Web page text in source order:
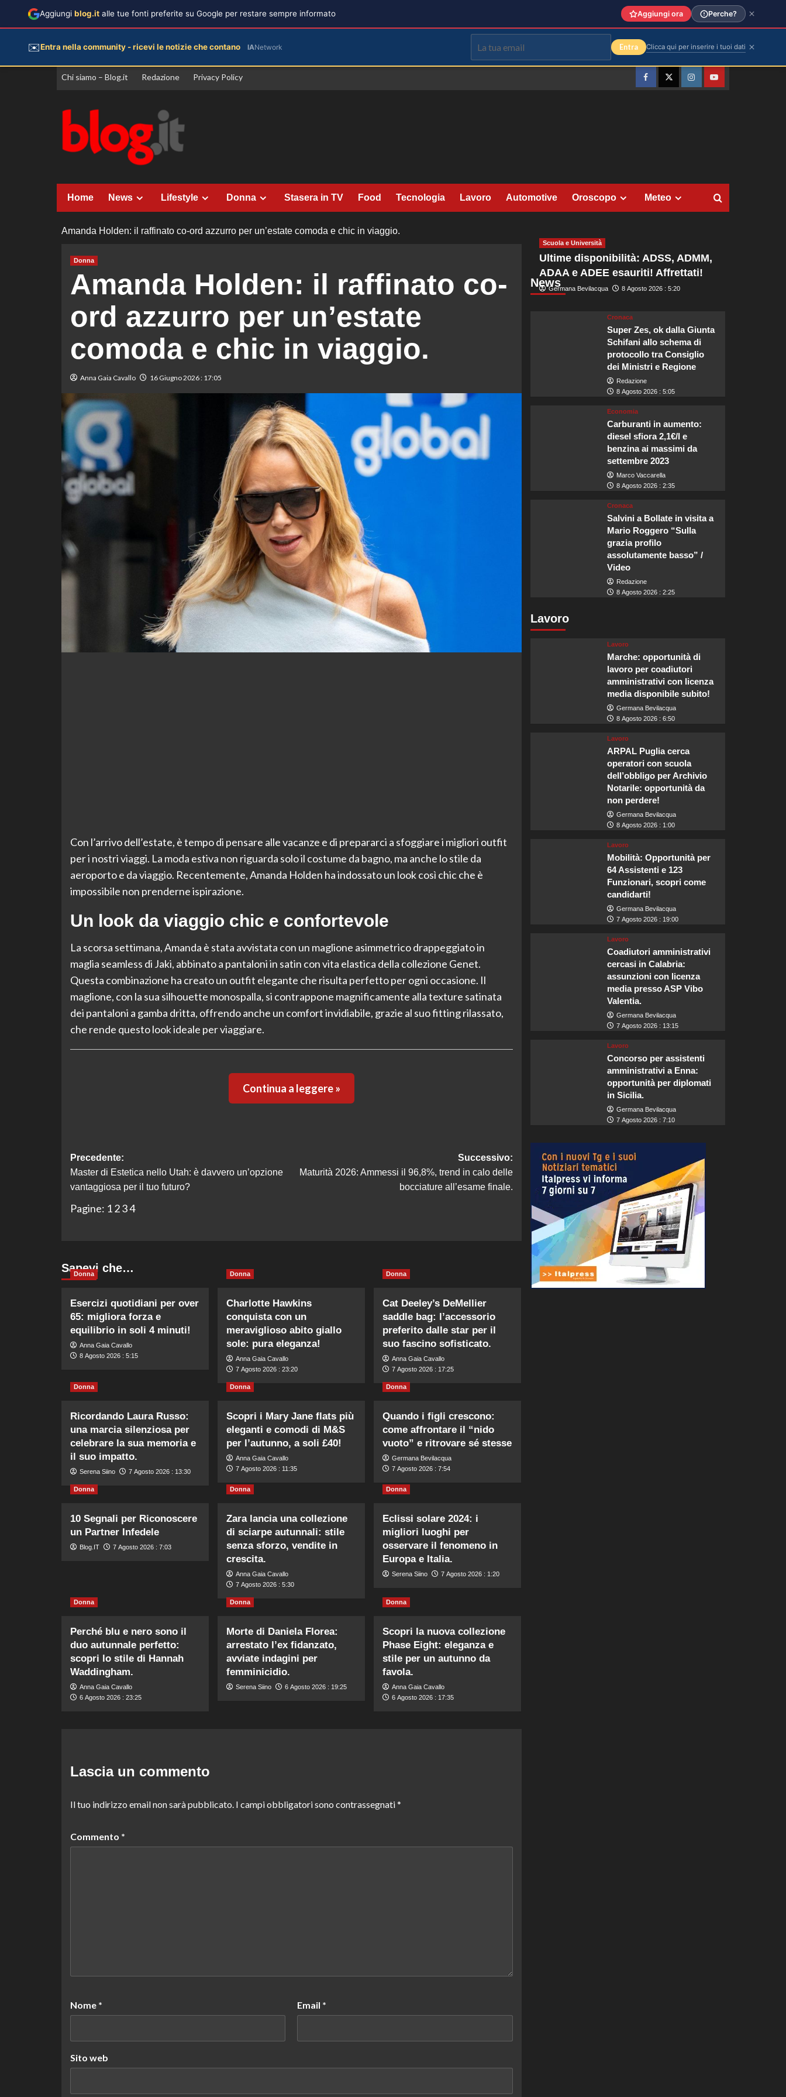
Vai
Chi siamo – Blog.it Redazione Privacy Policy
FacebookTwitterInstagramYouTube
Home News Lifestyle Donna Stasera in TV Food Tecnologia Lavoro Automotive Oroscopo Meteo
Amanda Holden: il raffinato co-ord azzurro per un’estate comoda e chic in viaggio.
Donna
Amanda Holden: il raffinato co-
ord azzurro per un’estate
comoda e chic in viaggio.
Anna Gaia Cavallo 16 Giugno 2026 : 17:05
Con l’arrivo dell’estate, è tempo di pensare alle vacanze e di prepararci a sfoggiare i migliori outfit
per i nostri viaggi. La moda estiva non riguarda solo il costume da bagno, ma anche lo stile da
aeroporto e da viaggio. Recentemente, Amanda Holden ha indossato un look così chic che è
impossibile non prenderne ispirazione.
Un look da viaggio chic e confortevole
La scorsa settimana, Amanda è stata avvistata con un maglione asimmetrico drappeggiato in
maglia seamless di Jaki, abbinato a pantaloni in satin con vita elastica della collezione Genet.
Questa combinazione ha creato un outfit elegante che risulta perfetto per ogni occasione. Il
maglione, con la sua silhouette monospalla, si contrappone magnificamente alla texture satinata
dei pantaloni a gamba dritta, offrendo anche un comfort invidiabile, grazie al suo fitting rilassato,
che rende questo look ideale per viaggiare.
Continua a leggere »
Navigazione
articolo
Precedente:
Master di Estetica nello Utah: è davvero un’opzione
vantaggiosa per il tuo futuro?
Successivo:
Maturità 2026: Ammessi il 96,8%, trend in calo delle
bocciature all’esame finale.
Pagine: 1 2 34
Sapevi che…
Donna
Esercizi quotidiani per over
65: migliora forza e
equilibrio in soli 4 minuti!
Anna Gaia Cavallo
8 Agosto 2026 : 5:15
Donna
Charlotte Hawkins
conquista con un
meraviglioso abito giallo
sole: pura eleganza!
Anna Gaia Cavallo
7 Agosto 2026 : 23:20
Donna
Cat Deeley’s DeMellier
saddle bag: l’accessorio
preferito dalle star per il
suo fascino sofisticato.
Anna Gaia Cavallo
7 Agosto 2026 : 17:25
Donna
Ricordando Laura Russo:
una marcia silenziosa per
celebrare la sua memoria e
il suo impatto.
Serena Siino 7 Agosto 2026 : 13:30
Donna
Scopri i Mary Jane flats più
eleganti e comodi di M&S
per l’autunno, a soli £40!
Anna Gaia Cavallo
7 Agosto 2026 : 11:35
Donna
Quando i figli crescono:
come affrontare il “nido
vuoto” e ritrovare sé stesse
Germana Bevilacqua
7 Agosto 2026 : 7:54
Donna
10 Segnali per Riconoscere
un Partner Infedele
Blog.IT 7 Agosto 2026 : 7:03
Donna
Zara lancia una collezione
di sciarpe autunnali: stile
senza sforzo, vendite in
crescita.
Anna Gaia Cavallo
7 Agosto 2026 : 5:30
Donna
Eclissi solare 2024: i
migliori luoghi per
osservare il fenomeno in
Europa e Italia.
Serena Siino 7 Agosto 2026 : 1:20
Donna
Perché blu e nero sono il
duo autunnale perfetto:
scopri lo stile di Hannah
Waddingham.
Anna Gaia Cavallo
6 Agosto 2026 : 23:25
Donna
Morte di Daniela Florea:
arrestato l’ex fidanzato,
avviate indagini per
femminicidio.
Serena Siino 6 Agosto 2026 : 19:25
Donna
Scopri la nuova collezione
Phase Eight: eleganza e
stile per un autunno da
favola.
Anna Gaia Cavallo
6 Agosto 2026 : 17:35
Lascia un commento
Il tuo indirizzo email non sarà pubblicato. I campi obbligatori sono contrassegnati*
Commento *
Nome * Email *
Sito web
News
Scuola e Università
Ultime disponibilità: ADSS, ADMM,
ADAA e ADEE esauriti! Affrettati!
Germana Bevilacqua 8 Agosto 2026 : 5:20
Cronaca
Super Zes, ok dalla Giunta
Schifani allo schema di
protocollo tra Consiglio
dei Ministri e Regione
Redazione
8 Agosto 2026 : 5:05
Economia
Carburanti in aumento:
diesel sfiora 2,1€/l e
benzina ai massimi da
settembre 2023
Marco Vaccarella
8 Agosto 2026 : 2:35
Cronaca
Salvini a Bollate in visita a
Mario Roggero “Sulla
grazia profilo
assolutamente basso” /
Video
Redazione
8 Agosto 2026 : 2:25
Lavoro
Lavoro
Marche: opportunità di
lavoro per coadiutori
amministrativi con licenza
media disponibile subito!
Germana Bevilacqua
8 Agosto 2026 : 6:50
Lavoro
ARPAL Puglia cerca
operatori con scuola
dell’obbligo per Archivio
Notarile: opportunità da
non perdere!
Germana Bevilacqua
8 Agosto 2026 : 1:00
Lavoro
Mobilità: Opportunità per
64 Assistenti e 123
Funzionari, scopri come
candidarti!
Germana Bevilacqua
7 Agosto 2026 : 19:00
Lavoro
Coadiutori amministrativi
cercasi in Calabria:
assunzioni con licenza
media presso ASP Vibo
Valentia.
Germana Bevilacqua
7 Agosto 2026 : 13:15
Lavoro
Concorso per assistenti
amministrativi a Enna:
opportunità per diplomati
in Sicilia.
Germana Bevilacqua
7 Agosto 2026 : 7:10
Aggiungi blog.it alle tue fonti preferite su Google per restare sempre informato Aggiungi ora Perche?
✉️Entra nella community - ricevi le notizie che contano IANetwork Entra Clicca qui per inserire i tuoi dati